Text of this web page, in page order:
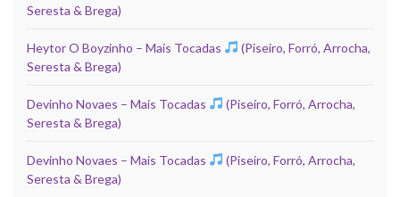
Seresta & Brega)
Heytor O Boyzinho – Mais Tocadas
(Piseiro, Forró, Arrocha,
Seresta & Brega)
Devinho Novaes – Mais Tocadas
(Piseiro, Forró, Arrocha,
Seresta & Brega)
Devinho Novaes – Mais Tocadas
(Piseiro, Forró, Arrocha,
Seresta & Brega)